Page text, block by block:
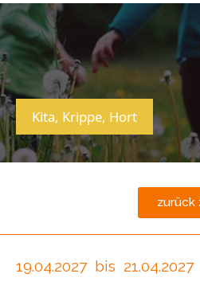
Kita, Krippe, Hort
zurück
19.04.2027 bis 21.04.2027